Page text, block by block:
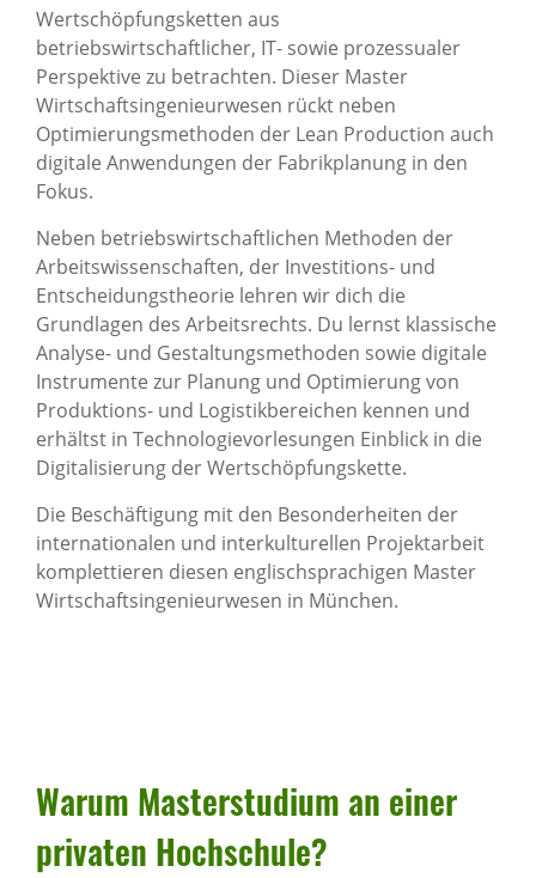
Wertschöpfungsketten aus
betriebswirtschaftlicher, IT- sowie prozessualer
Perspektive zu betrachten. Dieser Master
Wirtschaftsingenieurwesen rückt neben
Optimierungsmethoden der Lean Production auch
digitale Anwendungen der Fabrikplanung in den
Fokus.
Neben betriebswirtschaftlichen Methoden der
Arbeitswissenschaften, der Investitions- und
Entscheidungstheorie lehren wir dich die
Grundlagen des Arbeitsrechts. Du lernst klassische
Analyse- und Gestaltungsmethoden sowie digitale
Instrumente zur Planung und Optimierung von
Produktions- und Logistikbereichen kennen und
erhältst in Technologievorlesungen Einblick in die
Digitalisierung der Wertschöpfungskette.
Die Beschäftigung mit den Besonderheiten der
internationalen und interkulturellen Projektarbeit
komplettieren diesen englischsprachigen Master
Wirtschaftsingenieurwesen in München.
Warum Master­stu­dium an einer
privaten Hoch­schule?